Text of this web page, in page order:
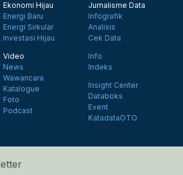
Ekonomi Hijau
Energi Baru
Energi Sirkular
Investasi Hijau
Jurnalisme Data
Infografik
Analisis
Cek Data
Video
News
Wawancara
Katalogue
Foto
Podcast
Info
Indeks
Insight Center
Databoks
Event
KatadataOTO